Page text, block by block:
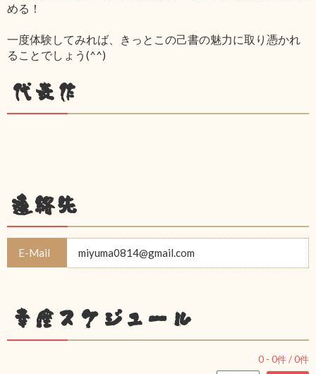
める！
一度体験してみれば、きっとこの己書の魅力に取り憑かれ
ることでしょう(^^)
代表作
連絡先
E-Mail miyuma0814@gmail.com
幸座スケジュール
0 - 0件 /0件